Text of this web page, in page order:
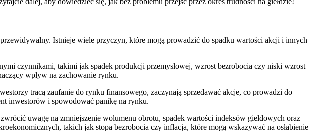
Istnieje wiele przyczyn, ​które mogą prowadzić ‍do spadku wartości akcji i⁤ innych
czynnikami, takimi jak‍ spadek produkcji przemysłowej, wzrost bezrobocia ​czy niski wzrost
wpływ‌ na zachowanie rynku.
⁢tracą zaufanie do rynku finansowego, zaczynają sprzedawać ⁤akcje, co prowadzi do
inwestorów i⁣ spowodować panikę na rynku.
uwagę na zmniejszenie wolumenu obrotu, spadek wartości indeksów ⁢giełdowych oraz
takich jak ⁣stopa bezrobocia czy inflacja, ‍które mogą wskazywać na osłabienie